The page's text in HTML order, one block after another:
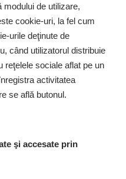
modului de utilizare,
cookie-uri, la fel cum
urile deţinute de
când utilizatorul distribuie
reţelele sociale aflat pe un
activitatea
se află butonul.
şi accesate prin